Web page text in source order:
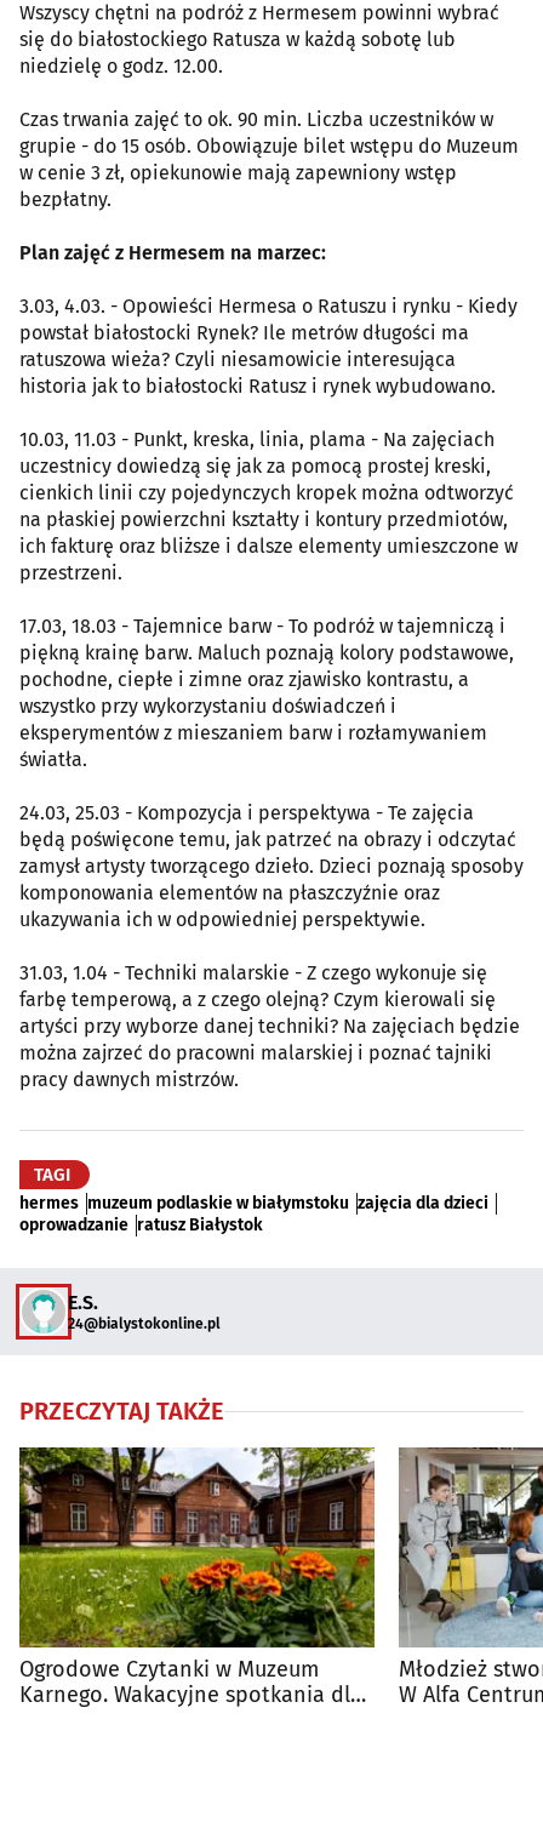
Wszyscy chętni na podróż z Hermesem powinni wybrać
się do białostockiego Ratusza w każdą sobotę lub
niedzielę o godz. 12.00.
Czas trwania zajęć to ok. 90 min. Liczba uczestników w
grupie - do 15 osób. Obowiązuje bilet wstępu do Muzeum
w cenie 3 zł, opiekunowie mają zapewniony wstęp
bezpłatny.
Plan zajęć z Hermesem na marzec:
3.03, 4.03. - Opowieści Hermesa o Ratuszu i rynku - Kiedy
powstał białostocki Rynek? Ile metrów długości ma
ratuszowa wieża? Czyli niesamowicie interesująca
historia jak to białostocki Ratusz i rynek wybudowano.
10.03, 11.03 - Punkt, kreska, linia, plama - Na zajęciach
uczestnicy dowiedzą się jak za pomocą prostej kreski,
cienkich linii czy pojedynczych kropek można odtworzyć
na płaskiej powierzchni kształty i kontury przedmiotów,
ich fakturę oraz bliższe i dalsze elementy umieszczone w
przestrzeni.
17.03, 18.03 - Tajemnice barw - To podróż w tajemniczą i
piękną krainę barw. Maluch poznają kolory podstawowe,
pochodne, ciepłe i zimne oraz zjawisko kontrastu, a
wszystko przy wykorzystaniu doświadczeń i
eksperymentów z mieszaniem barw i rozłamywaniem
światła.
24.03, 25.03 - Kompozycja i perspektywa - Te zajęcia
będą poświęcone temu, jak patrzeć na obrazy i odczytać
zamysł artysty tworzącego dzieło. Dzieci poznają sposoby
komponowania elementów na płaszczyźnie oraz
ukazywania ich w odpowiedniej perspektywie.
31.03, 1.04 - Techniki malarskie - Z czego wykonuje się
farbę temperową, a z czego olejną? Czym kierowali się
artyści przy wyborze danej techniki? Na zajęciach będzie
można zajrzeć do pracowni malarskiej i poznać tajniki
pracy dawnych mistrzów.
TAGI
hermes muzeum podlaskie w białymstoku zajęcia dla dzieci
oprowadzanie ratusz Białystok
E.S.
24@bialystokonline.pl
PRZECZYTAJ TAKŻE
Ogrodowe Czytanki w Muzeum
Karnego. Wakacyjne spotkania dla
Młodzież
W Alfa